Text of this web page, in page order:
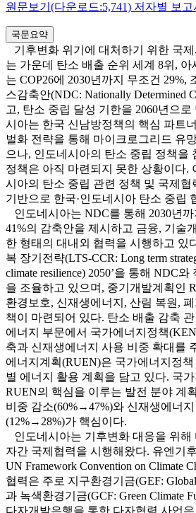
원문보기(다운로드:5,741) 저자별 보고
국문요약
기후변화 위기에 대처하기 위한 국
는 가운데 탄소 배출 순위 세계 8위,
는 COP26에 2030년까지 무조건 29%,
스감축안(NDC: Nationally Determined
고, 탄소 중립 달성 기한을 2060년으로
시아는 한국 신남방정책의 핵심 파트
벌화 전략을 통해 마이크로그리드 유
으나, 인도네시아의 탄소 중립 정책을
정책은 아직 마련되지 못한 상황이다.
시아의 탄소 중립 관련 정책 및 국제협
기반으로 한국·인도네시아 탄소 중립
인도네시아는 NDC를 통해 2030년까
41%의 감축안을 제시하고 금융, 기술
한 형태의 대내외 협력을 시행하고 있
복 장기전략(LTS-CCR: Long term
climate resilience) 2050’을 통해 NDC
을 조율하고 있으며, 중기개발계획인
환경보호, 신재생에너지, 산림 복원,
책이 마련되어 있다. 탄소 배출 감축
에너지 부문에서 국가에너지정책
축과 신재생에너지 사용 비중 확대를
에너지계획(RUEN)은 국가에너지정
별 에너지 활용 계획을 담고 있다. 국
RUEN의 핵심을 이루는 발전 분야 계
비중 감소(60%→47%)와 신재생에너
(12%→28%)가 핵심이다.
인도네시아는 기후변화 대응을 위해
자간 국제협력을 시행해왔다. 유엔기
UN Framework Convention on Climate
협력은 주로 지구환경기금(GEF:
과 녹색환경기금(GCF: Green Climate